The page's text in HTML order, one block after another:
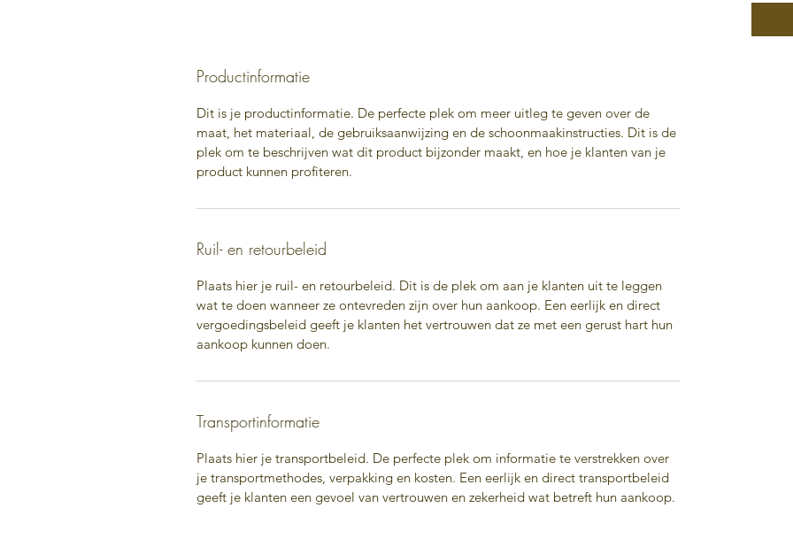
Productinformatie
Dit is je productinformatie. De perfecte plek om meer uitleg te geven over de
maat, het materiaal, de gebruiksaanwijzing en de schoonmaakinstructies. Dit is de
plek om te beschrijven wat dit product bijzonder maakt, en hoe je klanten van je
product kunnen profiteren.
Ruil- en retourbeleid
Plaats hier je ruil- en retourbeleid. Dit is de plek om aan je klanten uit te leggen
wat te doen wanneer ze ontevreden zijn over hun aankoop. Een eerlijk en direct
vergoedingsbeleid geeft je klanten het vertrouwen dat ze met een gerust hart hun
aankoop kunnen doen.
Transportinformatie
Plaats hier je transportbeleid. De perfecte plek om informatie te verstrekken over
je transportmethodes, verpakking en kosten. Een eerlijk en direct transportbeleid
geeft je klanten een gevoel van vertrouwen en zekerheid wat betreft hun aankoop.